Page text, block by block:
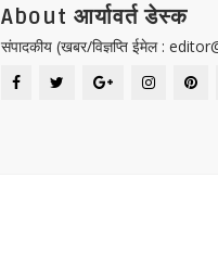
About आर्यावर्त डेस्क
संपादकीय (खबर/विज्ञप्ति ईमेल :